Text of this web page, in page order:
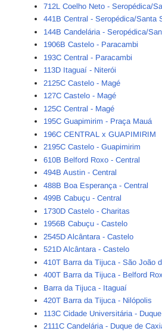
712L Coelho Neto - Seropédica/
441B Central - Seropédica/Santa
144B Candelária - Seropédica/
1906B Castelo - Paracambi
193C Central - Paracambi
113D Itaguaí - Niterói
2125C Castelo - Magé
127C Castelo - Magé
125C Central - Magé
195C Guapimirim - Praça Mauá
196C CENTRAL x GUAPIMIRIM
2195C Castelo - Guapimirim
610B Belford Roxo - Central
494B Austin - Central
488B Boa Esperança - Central
499B Cabuçu - Central
1730D Castelo - Charitas
1956B Cabuçu - Castelo
2545D Alcântara - Castelo
521D Alcântara - Castelo
410T Barra da Tijuca - São João
400T Barra da Tijuca - Belford
Barra da Tijuca - Itaguaí
420T Barra da Tijuca - Nilópolis
113C Cidade Universitária -
2111C Candelária - Duque de